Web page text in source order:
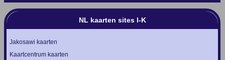
NL kaarten sites I-K
Jakosawi kaarten
Kaartcentrum kaarten